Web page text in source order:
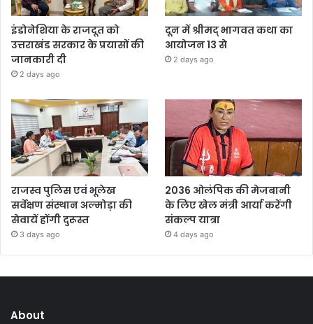
इंडोनेशिया के राजदूत को
उत्तराखंड सरकार के प्रयासों की
जानकारी दी
2 days ago
दून में श्रीमद् भागवत कथा का
आयोजन 13 से
2 days ago
राजस्व पुलिस एवं भूलेख
सर्वेक्षण संस्थान अल्मोड़ा की
सेवायें होंगी दुरूस्त
3 days ago
2036 ओलंपिक की मेजबानी
के लिए खेल मंत्री आर्या करेंगी
संकल्प यात्रा
4 days ago
About